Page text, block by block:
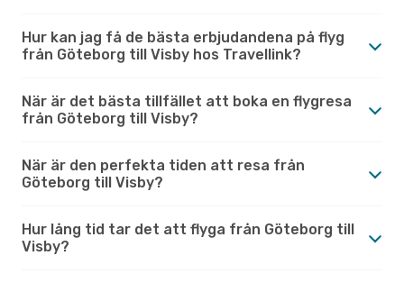
Hur kan jag få de bästa erbjudandena på flyg
från Göteborg till Visby hos Travellink?
När är det bästa tillfället att boka en flygresa
från Göteborg till Visby?
När är den perfekta tiden att resa från
Göteborg till Visby?
Hur lång tid tar det att flyga från Göteborg till
Visby?